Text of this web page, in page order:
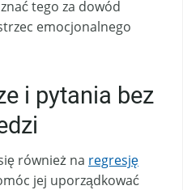
tego za dowód
emocjonalnego
i pytania bez
również na regresję
jej uporządkować